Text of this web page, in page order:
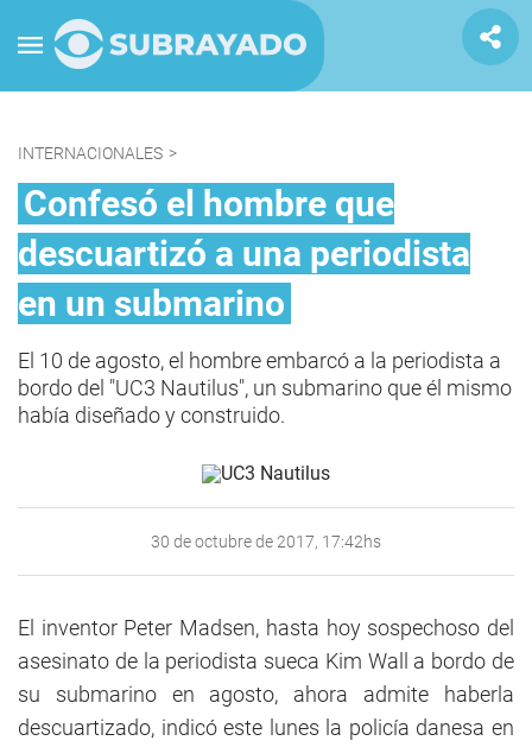
INTERNACIONALES >
Confesó el hombre que
descuartizó a una periodista
en un submarino
El 10 de agosto, el hombre embarcó a la periodista a
bordo del "UC3 Nautilus", un submarino que él mismo
había diseñado y construido.
30 de octubre de 2017, 17:42hs
El inventor Peter Madsen, hasta hoy sospechoso del
asesinato de la periodista sueca Kim Wall a bordo de
su submarino en agosto, ahora admite haberla
descuartizado, indicó este lunes la policía danesa en